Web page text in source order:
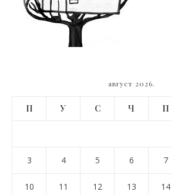
август 2026.
П У С Ч П
3 4 5 6 7
10 11 12 13 14